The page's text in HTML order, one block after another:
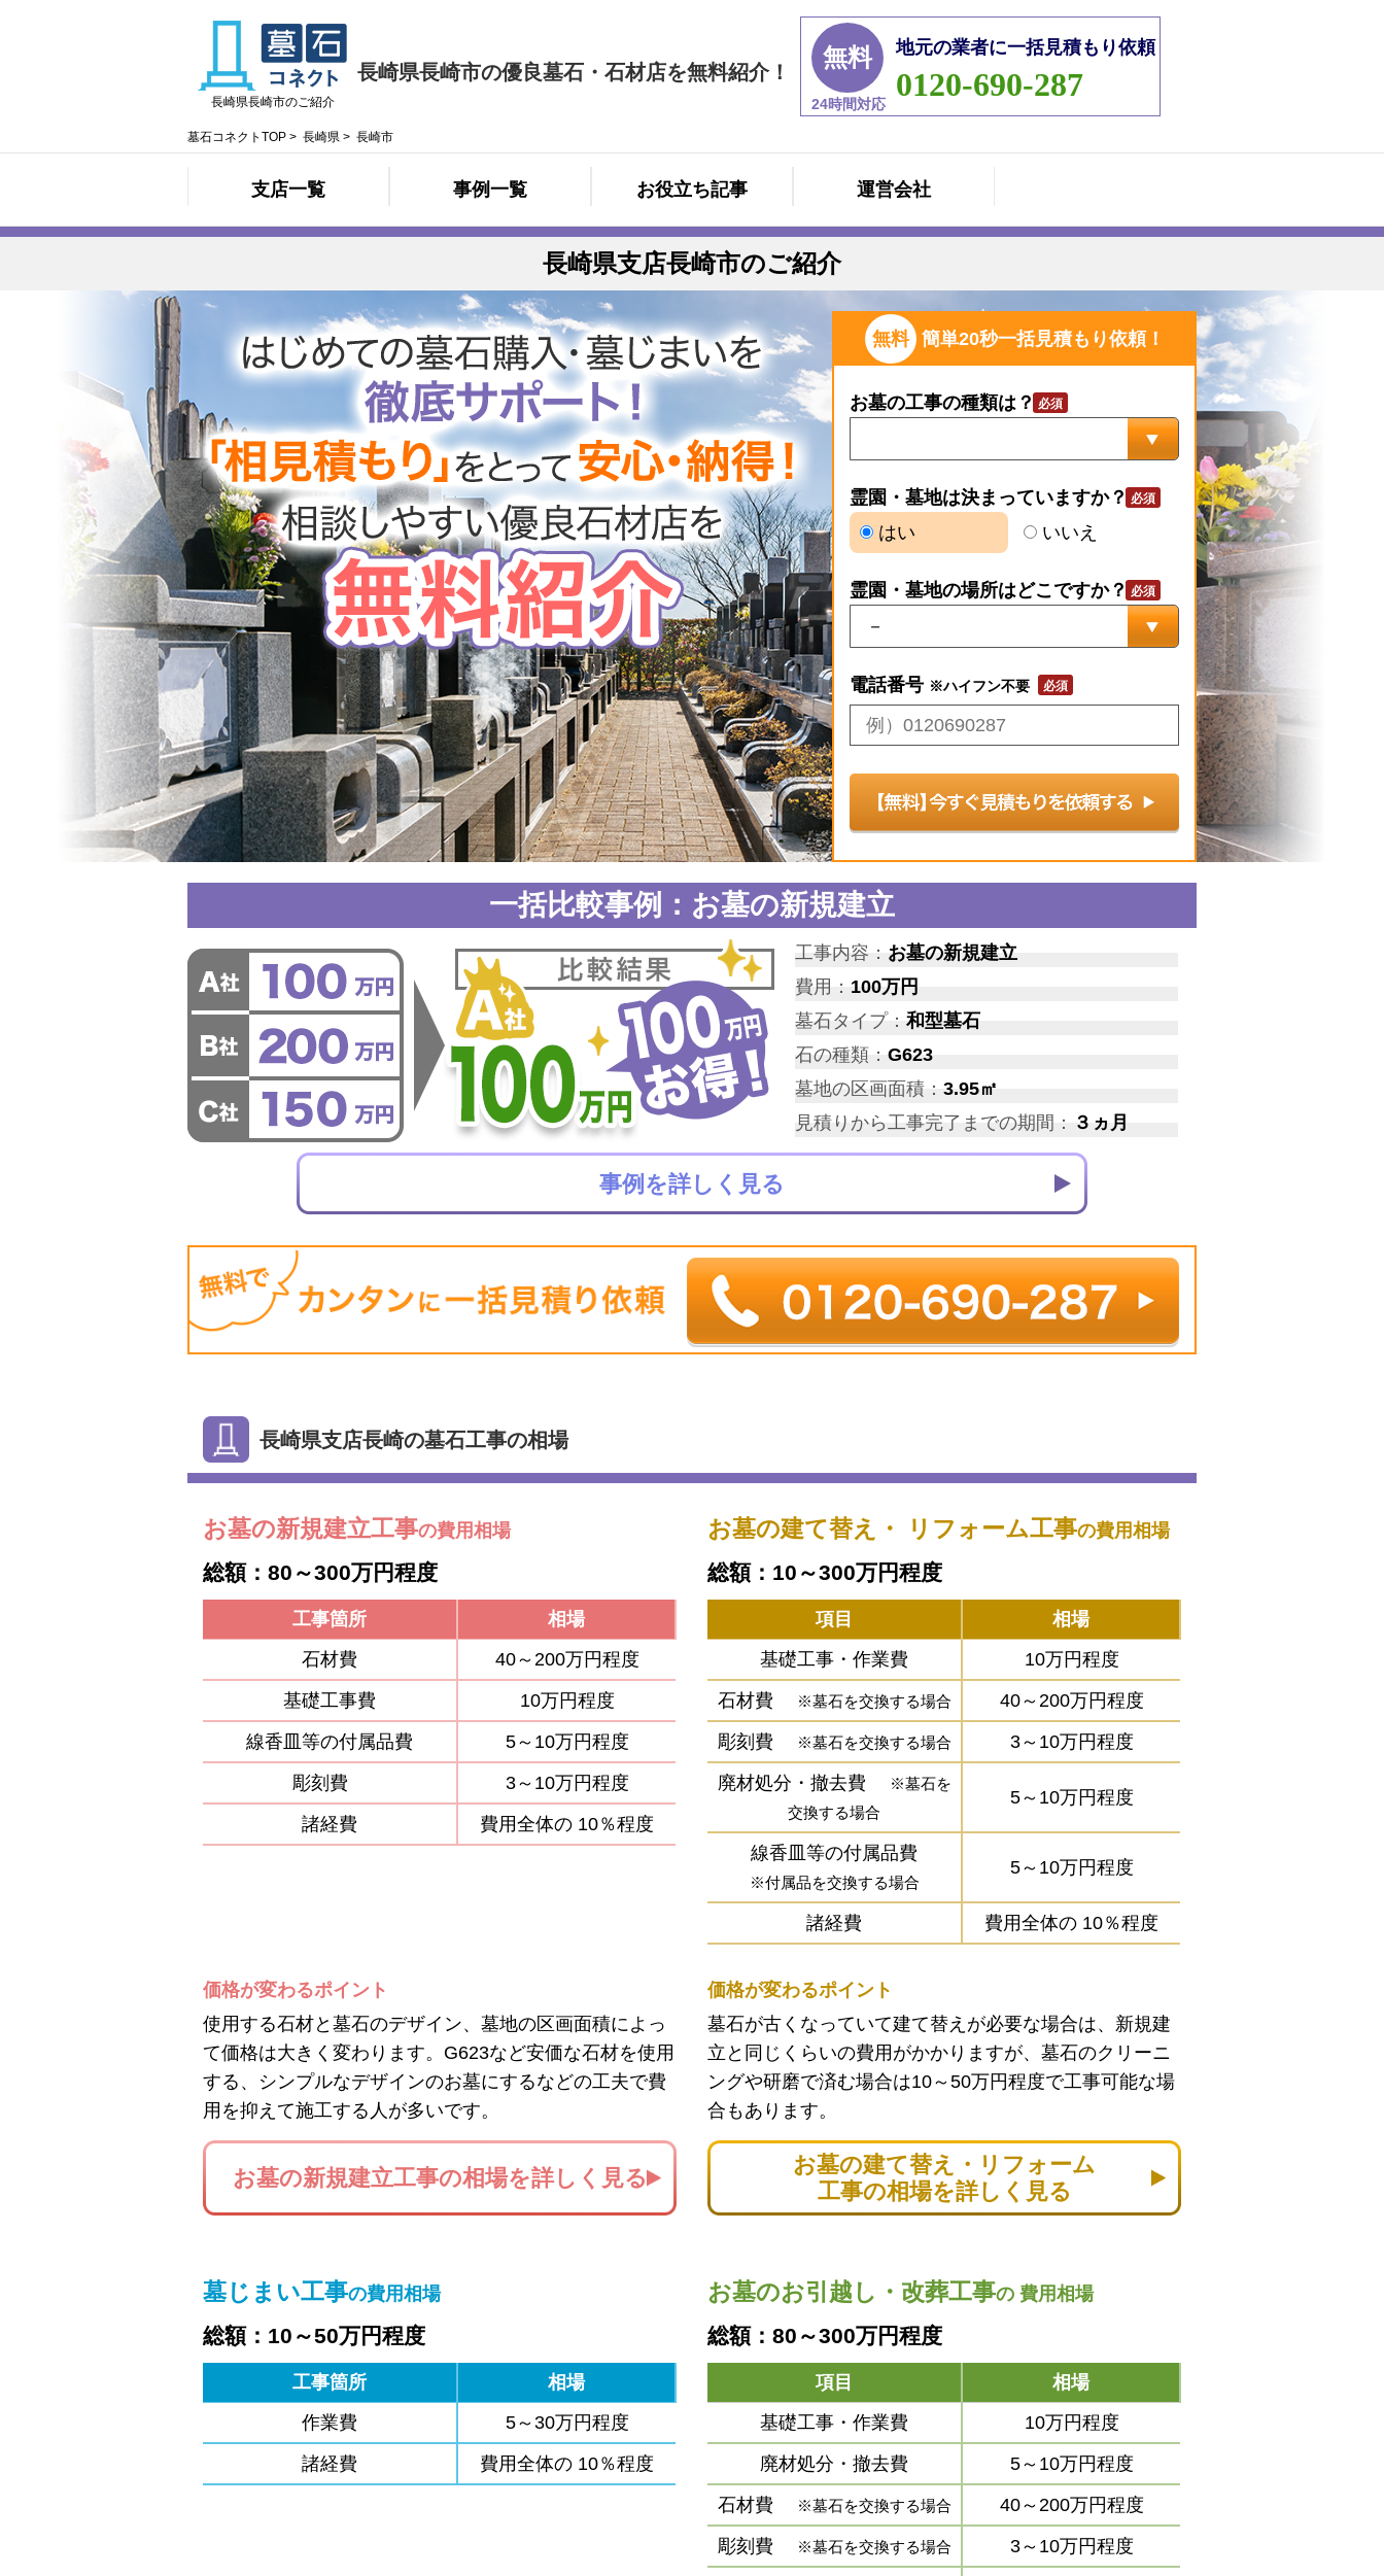
長崎県長崎市の優良墓石・石材店を無料紹介！
長崎県長崎市のご紹介
墓石コネクトTOP > 長崎県 > 長崎市
無料
24時間対応
地元の業者に一括見積もり依頼
0120-690-287
支店一覧 事例一覧 お役立ち記事 運営会社
長崎県支店長崎市のご紹介
無料 簡単20秒一括見積もり依頼！
お墓の工事の種類は？
霊園・墓地は決まっていますか？
はい
いいえ
霊園・墓地の場所はどこですか？
電話番号 ※ハイフン不要
一括比較事例：お墓の新規建立
工事内容： お墓の新規建立
費用： 100万円
墓石タイプ：和型墓石
石の種類： G623
墓地の区画面積： 3.95㎡
見積りから工事完了までの期間： ３ヵ月
事例を詳しく見る
長崎県支店長崎の墓石工事の相場
お墓の新規建立工事の費用相場
総額：80～300万円程度
工事箇所
相場
石材費
40～200万円程度
基礎工事費
10万円程度
線香皿等の付属品費
5～10万円程度
彫刻費
3～10万円程度
諸経費
費用全体の 10％程度
価格が変わるポイント
使用する石材と墓石のデザイン、墓地の区画面積によっ
て価格は大きく変わります。G623など安価な石材を使用
する、シンプルなデザインのお墓にするなどの工夫で費
用を抑えて施工する人が多いです。
お墓の新規建立工事の相場を詳しく見る
お墓の建て替え・ リフォーム工事の費用相場
総額：10～300万円程度
項目
相場
基礎工事・作業費
10万円程度
石材費
※墓石を交換する場合
40～200万円程度
彫刻費
※墓石を交換する場合
3～10万円程度
廃材処分・撤去費
※墓石を
交換する場合
5～10万円程度
線香皿等の付属品費
※付属品を交換する場合
5～10万円程度
諸経費 費用全体の 10％程度
価格が変わるポイント
墓石が古くなっていて建て替えが必要な場合は、新規建
立と同じくらいの費用がかかりますが、墓石のクリーニ
ングや研磨で済む場合は10～50万円程度で工事可能な場
合もあります。
お墓の建て替え・リフォーム
工事の相場を詳しく見る
墓じまい工事の費用相場
総額：10～50万円程度
工事箇所
相場
作業費
5～30万円程度
諸経費
費用全体の 10％程度
お墓のお引越し・改葬工事の 費用相場
総額：80～300万円程度
項目
相場
基礎工事・作業費
10万円程度
廃材処分・撤去費
5～10万円程度
石材費
※墓石を交換する場合
40～200万円程度
彫刻費
※墓石を交換する場合
3～10万円程度